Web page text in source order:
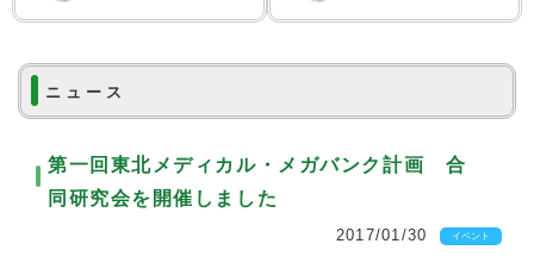
ニュース
第一回東北メディカル・メガバンク計画 合
同研究会を開催しました
2017/01/30 イベント